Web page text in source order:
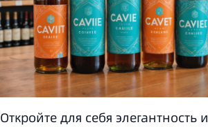
Откройте для себя элегантность и